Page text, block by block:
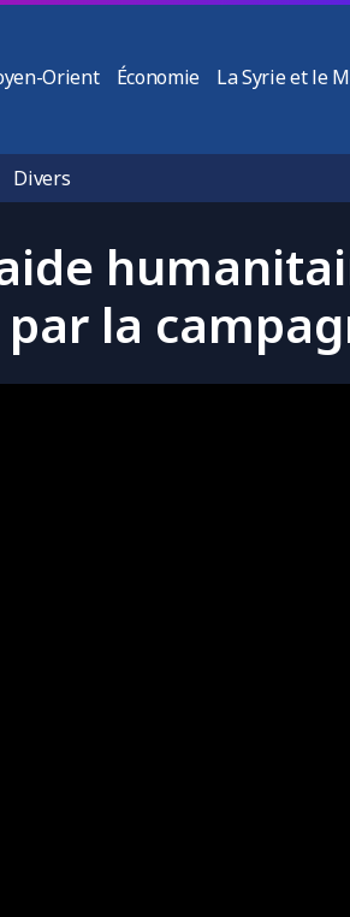
Orient Économie La Syrie et le
Divers
la